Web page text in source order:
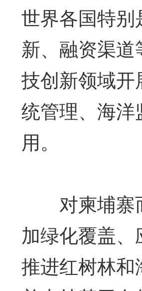
世界各国特
新、融资渠
技创新领域
统管理、海
用。
对柬埔寨
加绿化覆盖
推进红树林